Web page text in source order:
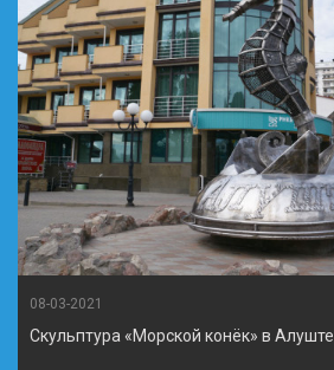
08-03-2021
Скульптура «Морской конёк» в Алуште